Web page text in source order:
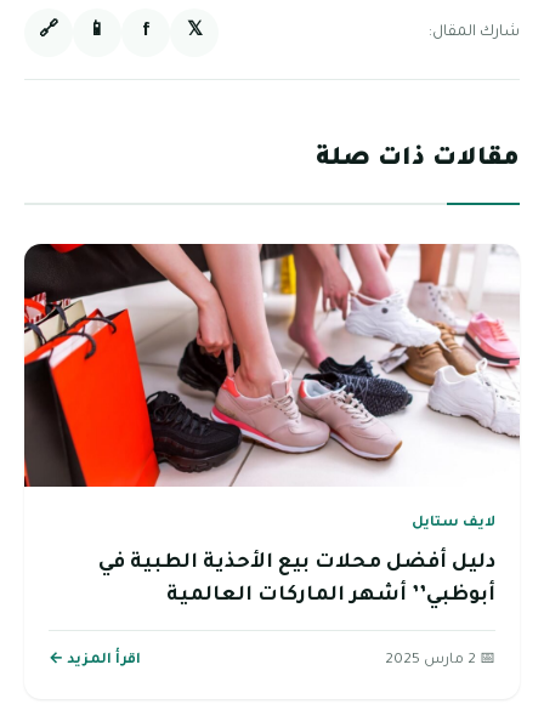
شارك المقال: 𝕏
f
📱
🔗
مقالات ذات صلة
لايف ستايل
دليل أفضل محلات بيع الأحذية الطبية في
أبوظبي’’ أشهر الماركات العالمية
📅 2 مارس 2025 اقرأ المزيد ←